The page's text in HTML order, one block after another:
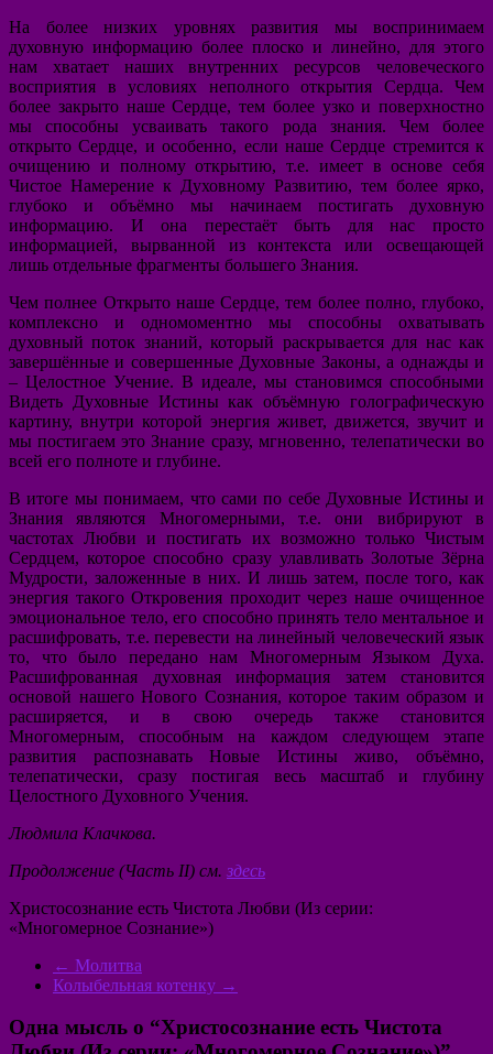
На более низких уровнях развития мы воспринимаем
духовную информацию более плоско и линейно, для этого
нам хватает наших внутренних ресурсов человеческого
восприятия в условиях неполного открытия Сердца. Чем
более закрыто наше Сердце, тем более узко и поверхностно
мы способны усваивать такого рода знания. Чем более
открыто Сердце, и особенно, если наше Сердце стремится к
очищению и полному открытию, т.е. имеет в основе себя
Чистое Намерение к Духовному Развитию, тем более ярко,
глубоко и объёмно мы начинаем постигать духовную
информацию. И она перестаёт быть для нас просто
информацией, вырванной из контекста или освещающей
лишь отдельные фрагменты большего Знания.
Чем полнее Открыто наше Сердце, тем более полно, глубоко,
комплексно и одномоментно мы способны охватывать
духовный поток знаний, который раскрывается для нас как
завершённые и совершенные Духовные Законы, а однажды и
– Целостное Учение. В идеале, мы становимся способными
Видеть Духовные Истины как объёмную голографическую
картину, внутри которой энергия живет, движется, звучит и
мы постигаем это Знание сразу, мгновенно, телепатически во
всей его полноте и глубине.
В итоге мы понимаем, что сами по себе Духовные Истины и
Знания являются Многомерными, т.е. они вибрируют в
частотах Любви и постигать их возможно только Чистым
Сердцем, которое способно сразу улавливать Золотые Зёрна
Мудрости, заложенные в них. И лишь затем, после того, как
энергия такого Откровения проходит через наше очищенное
эмоциональное тело, его способно принять тело ментальное и
расшифровать, т.е. перевести на линейный человеческий язык
то, что было передано нам Многомерным Языком Духа.
Расшифрованная духовная информация затем становится
основой нашего Нового Сознания, которое таким образом и
расширяется, и в свою очередь также становится
Многомерным, способным на каждом следующем этапе
развития распознавать Новые Истины живо, объёмно,
телепатически, сразу постигая весь масштаб и глубину
Целостного Духовного Учения.
Людмила Клачкова.
Продолжение (Часть II) см. здесь
Христосознание есть Чистота Любви (Из серии:
«Многомерное Сознание»)
← Молитва
Колыбельная котенку →
Одна мысль о “Христосознание есть Чистота